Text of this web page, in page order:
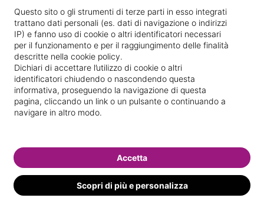
Informazioni
VIA ENTELLA 180
Il nostro staff
Questo sito o gli strumenti di terze parti in esso integrati
trattano dati personali (es. dati di navigazione o indirizzi
IP) e fanno uso di cookie o altri identificatori necessari
per il funzionamento e per il raggiungimento delle finalità
descritte nella cookie policy.
Dichiari di accettare l’utilizzo di cookie o altri
identificatori chiudendo o nascondendo questa
informativa, proseguendo la navigazione di questa
pagina, cliccando un link o un pulsante o continuando a
navigare in altro modo.
Scopri di più e personalizza
Accetta